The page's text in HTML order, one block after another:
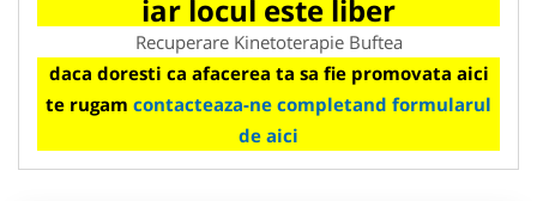
iar locul este liber
Recuperare Kinetoterapie Buftea
daca doresti ca afacerea ta sa fie promovata aici
te rugam contacteaza-ne completand formularul
de aici